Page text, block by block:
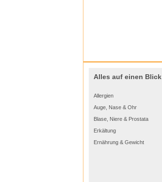
Alles auf einen Blick
Allergien
Auge, Nase & Ohr
Blase, Niere & Prostata
Erkältung
Ernährung & Gewicht